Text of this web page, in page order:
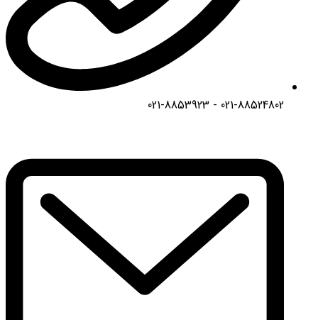
021-88524802 - 021-8853923